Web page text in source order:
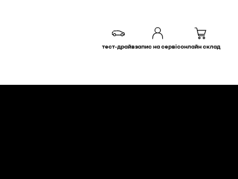
тест-драйвзапис на сервісонлайн склад